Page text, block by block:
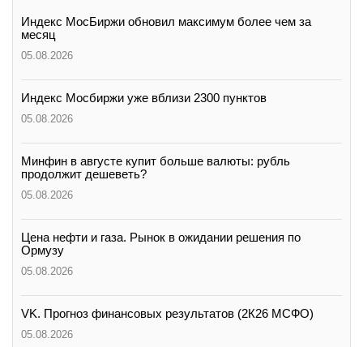
Индекс МосБиржи обновил максимум более чем за
месяц
05.08.2026
Индекс Мосбиржи уже вблизи 2300 пунктов
05.08.2026
Минфин в августе купит больше валюты: рубль
продолжит дешеветь?
05.08.2026
Цена нефти и газа. Рынок в ожидании решения по
Ормузу
05.08.2026
VK. Прогноз финансовых результатов (2К26 МСФО)
05.08.2026